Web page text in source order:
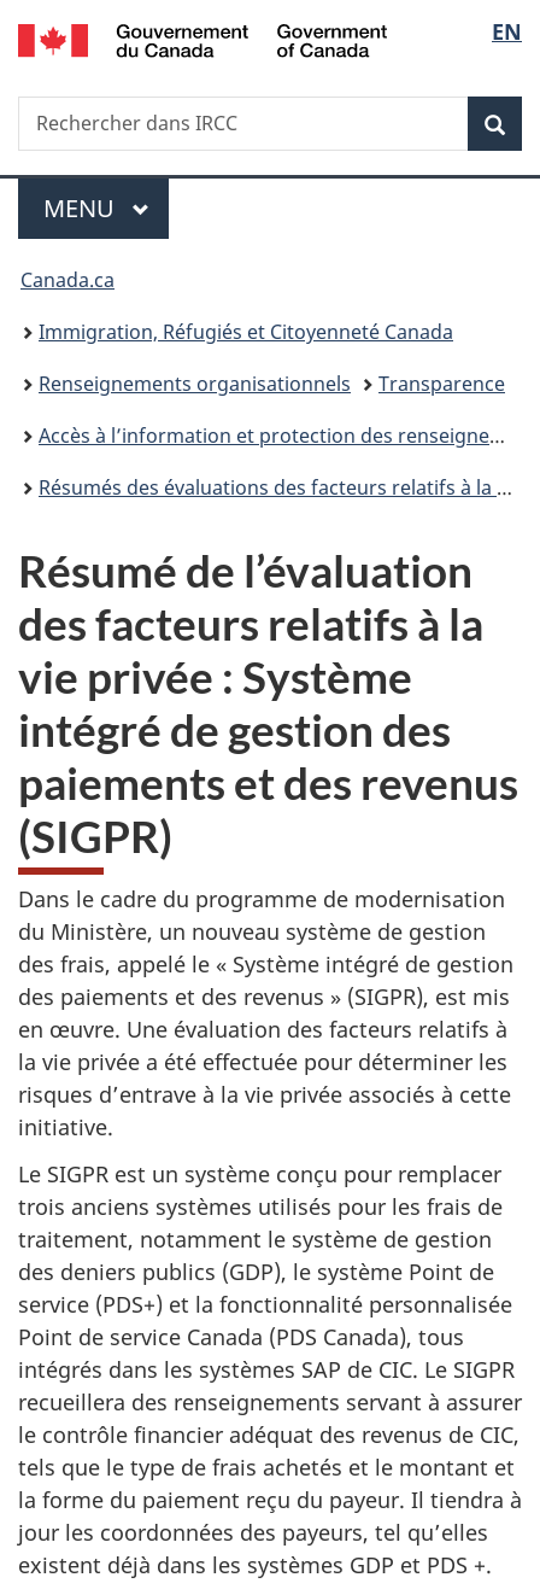
Passer
au
Passer
à
du
Passer
à
simplifiée
de
la
EN
Recherche
Rechercher
dans
Menu
MENU PRINCIPAL
Vous
êtes
ici :
Canada.ca
Immigration, Réfugiés et Citoyenneté Canada
Renseignements organisationnels
Transparence
Accès à l’information et protection des renseignements personnels
Résumés des évaluations des facteurs relatifs à la vie privée (EFPV) d’Immigration, Réfugiés et Citoyenneté Canada
Résumé de l’évaluation
des facteurs relatifs à la
vie privée : Système
intégré de gestion des
paiements et des revenus
(SIGPR)
Dans le cadre du programme de modernisation
du Ministère, un nouveau système de gestion
des frais, appelé le « Système intégré de gestion
des paiements et des revenus » (SIGPR), est mis
en œuvre. Une évaluation des facteurs relatifs à
la vie privée a été effectuée pour déterminer les
risques d’entrave à la vie privée associés à cette
initiative.
Le SIGPR est un système conçu pour remplacer
trois anciens systèmes utilisés pour les frais de
traitement, notamment le système de gestion
des deniers publics (GDP), le système Point de
service (PDS+) et la fonctionnalité personnalisée
Point de service Canada (PDS Canada), tous
intégrés dans les systèmes SAP de CIC. Le SIGPR
recueillera des renseignements servant à assurer
le contrôle financier adéquat des revenus de CIC,
tels que le type de frais achetés et le montant et
la forme du paiement reçu du payeur. Il tiendra à
jour les coordonnées des payeurs, tel qu’elles
existent déjà dans les systèmes GDP et PDS +.